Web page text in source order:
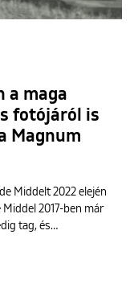
a maga
fotójáról is
Magnum
Middelt 2022 elején
2017-ben már
tag, és…